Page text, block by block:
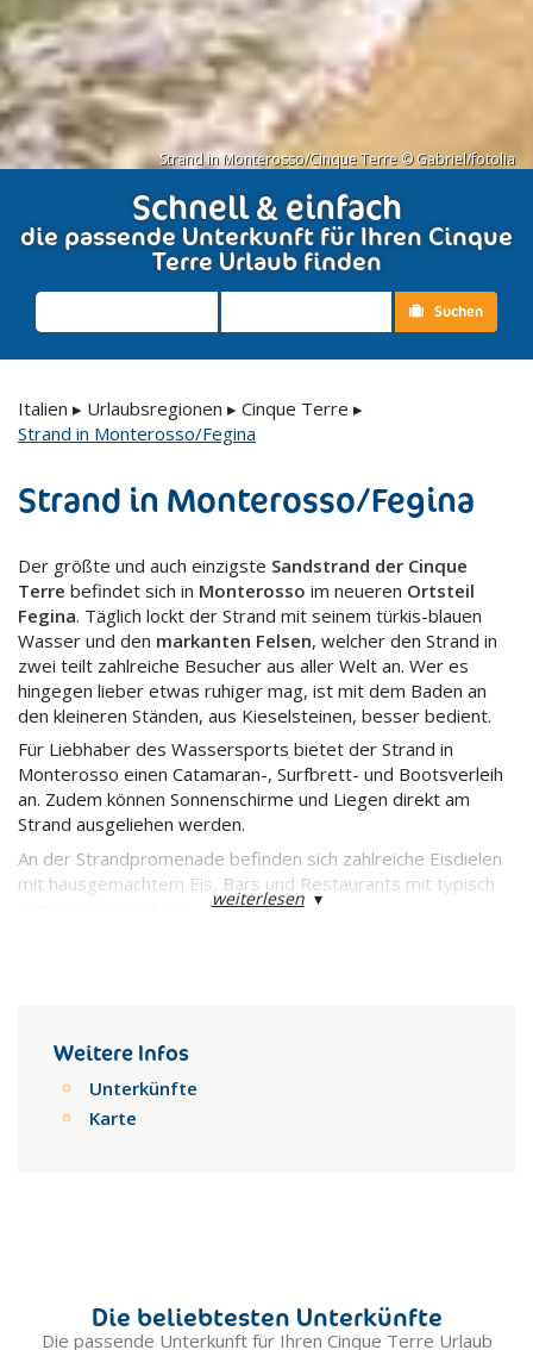
Strand in Monterosso/Cinque Terre © Gabriel/fotolia
Schnell & einfach
die passende Unterkunft für Ihren Cinque
Terre Urlaub finden
Suchen
Italien ▸ Urlaubsregionen ▸ Cinque Terre ▸
Strand in Monterosso/Fegina
Strand in Monterosso/Fegina
Der größte und auch einzigste Sandstrand der Cinque
Terre befindet sich in Monterosso im neueren Ortsteil
Fegina. Täglich lockt der Strand mit seinem türkis-blauen
Wasser und den markanten Felsen, welcher den Strand in
zwei teilt zahlreiche Besucher aus aller Welt an. Wer es
hingegen lieber etwas ruhiger mag, ist mit dem Baden an
den kleineren Ständen, aus Kieselsteinen, besser bedient.
Für Liebhaber des Wassersports bietet der Strand in
Monterosso einen Catamaran-, Surfbrett- und Bootsverleih
an. Zudem können Sonnenschirme und Liegen direkt am
Strand ausgeliehen werden.
An der Strandpromenade befinden sich zahlreiche Eisdielen
mit hausgemachtem Eis, Bars und Restaurants mit typisch
weiterlesen▾
Weitere Infos
Unterkünfte
Karte
Die beliebtesten Unterkünfte
Die passende Unterkunft für Ihren Cinque Terre Urlaub